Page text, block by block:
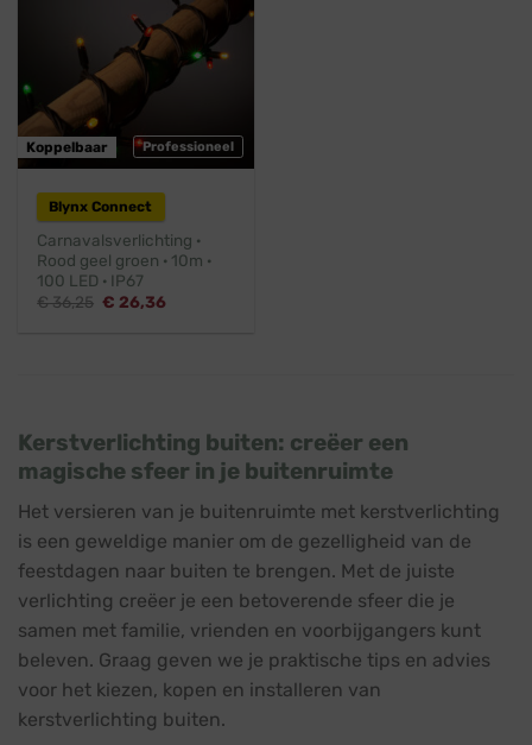
Professioneel
Koppelbaar
Blynx Connect
Carnavalsverlichting ·
Rood geel groen · 10m ·
100 LED · IP67
€36,25 Oorspronkelijke
€ 26,36Huidige
Kerstverlichting buiten: creëer een
magische sfeer in je buitenruimte
Het versieren van je buitenruimte met kerstverlichting
is een geweldige manier om de gezelligheid van de
feestdagen naar buiten te brengen. Met de juiste
verlichting creëer je een betoverende sfeer die je
samen met familie, vrienden en voorbijgangers kunt
beleven. Graag geven we je praktische tips en advies
voor het kiezen, kopen en installeren van
kerstverlichting buiten.